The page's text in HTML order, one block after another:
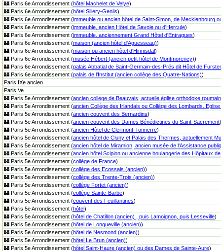
🏰 Paris 6e Arrondissement (hôtel Machelet de Velye)
🏰 Paris 6e Arrondissement (hôtel Sillery-Genlis)
🏰 Paris 6e Arrondissement (immeuble ou ancien hôtel de Saint-Simon, de Mecklenbourg
🏰 Paris 6e Arrondissement (immeuble, ancien Hôtel de Savoie ou d'Hercule)
🏰 Paris 6e Arrondissement (immeuble, anciennement Grand Hôtel d'Entragues)
🏰 Paris 6e Arrondissement (maison (ancien hôtel d'Aguesseau))
🏰 Paris 6e Arrondissement (maison ou ancien hôtel d'Hinnisdal)
🏰 Paris 6e Arrondissement (musée Hébert (ancien petit hôtel de Montmorency))
🏰 Paris 6e Arrondissement (palais Abbatial de Saint-Germain-des-Prés dit Hôtel de
🏰 Paris 6e Arrondissement (palais de l'Institut (ancien collège des Quatre-Nations))
Paris IXe ancien
Paris Ve
🏰 Paris 5e Arrondissement (ancien collège de Beauvais, actuelle église orthodoxe
🏰 Paris 5e Arrondissement (ancien Collège des Irlandais ou Collège des Lombards,
🏰 Paris 5e Arrondissement (ancien couvent des Bernardins)
🏰 Paris 5e Arrondissement (ancien couvent des Dames Bénédictines du Saint-Sacrement)
🏰 Paris 5e Arrondissement (ancien Hôtel de Clermont-Tonnerre)
🏰 Paris 5e Arrondissement (ancien hôtel de Cluny et Palais des Thermes, actuellement
🏰 Paris 5e Arrondissement (ancien hôtel de Miramion, ancien musée de l'Assistance
🏰 Paris 5e Arrondissement (ancien hôtel Scipion ou ancienne boulangerie des Hôpitaux
🏰 Paris 5e Arrondissement (collège de France)
🏰 Paris 5e Arrondissement (collège des Ecossais (ancien))
🏰 Paris 5e Arrondissement (collège des Trente-Trois (ancien))
🏰 Paris 5e Arrondissement (collège Fortet (ancien))
🏰 Paris 5e Arrondissement (collège Sainte-Barbe)
🏰 Paris 5e Arrondissement (couvent des Feuillantines)
🏰 Paris 5e Arrondissement (hôtel)
🏰 Paris 5e Arrondissement (hôtel de Chatillon (ancien) , puis Lamoignon, puis Lesseville)
🏰 Paris 5e Arrondissement (hôtel de Longueville (ancien))
🏰 Paris 5e Arrondissement (hôtel de Nesmond (ancien))
🏰 Paris 5e Arrondissement (hôtel Le Brun (ancien))
🏰 Paris 5e Arrondissement (hôtel Saint-Haure (ancien) ou des Dames de Sainte-Aure)